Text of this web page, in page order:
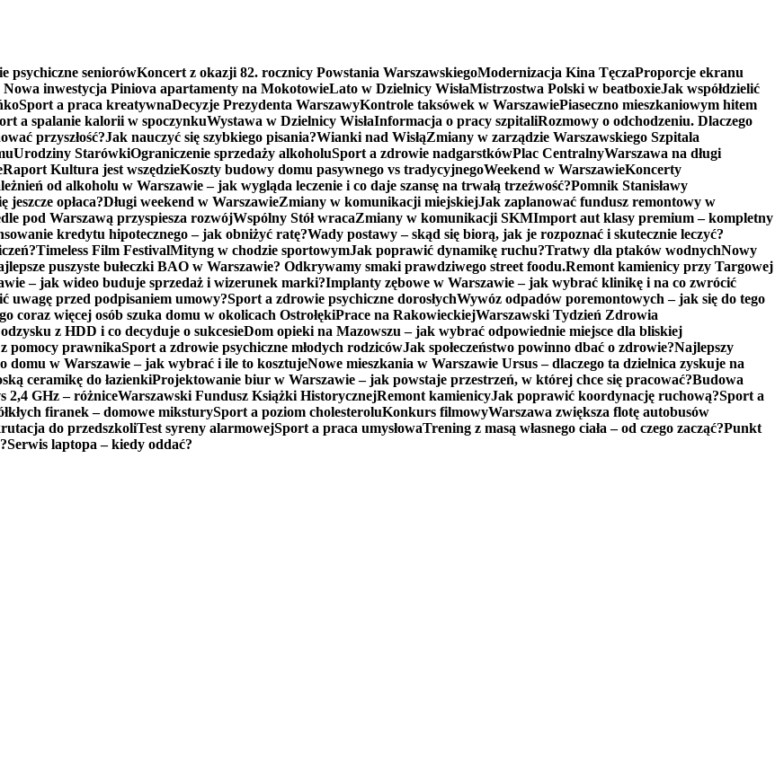
psychiczne seniorówKoncert z okazji 82. rocznicy Powstania WarszawskiegoModernizacja Kina TęczaProporcje ekranu
inwestycja Piniova apartamenty na MokotowieLato w Dzielnicy WisłaMistrzostwa Polski w beatboxieJak współdzielić
Sport a praca kreatywnaDecyzje Prezydenta WarszawyKontrole taksówek w WarszawiePiaseczno mieszkaniowym hitem
a spalanie kalorii w spoczynkuWystawa w Dzielnicy WisłaInformacja o pracy szpitaliRozmowy o odchodzeniu. Dlaczego
przyszłość?Jak nauczyć się szybkiego pisania?Wianki nad WisłąZmiany w zarządzie Warszawskiego Szpitala
Urodziny StarówkiOgraniczenie sprzedaży alkoholuSport a zdrowie nadgarstkówPlac CentralnyWarszawa na długi
Raport Kultura jest wszędzieKoszty budowy domu pasywnego vs tradycyjnegoWeekend w WarszawieKoncerty
od alkoholu w Warszawie – jak wygląda leczenie i co daje szansę na trwałą trzeźwość?Pomnik Stanisławy
opłaca?Długi weekend w WarszawieZmiany w komunikacji miejskiejJak zaplanować fundusz remontowy w
pod Warszawą przyspiesza rozwójWspólny Stół wracaZmiany w komunikacji SKMImport aut klasy premium – kompletny
kredytu hipotecznego – jak obniżyć ratę?Wady postawy – skąd się biorą, jak je rozpoznać i skutecznie leczyć?
Timeless Film FestivalMityng w chodzie sportowymJak poprawić dynamikę ruchu?Tratwy dla ptaków wodnychNowy
puszyste bułeczki BAO w Warszawie? Odkrywamy smaki prawdziwego street foodu.Remont kamienicy przy Targowej
– jak wideo buduje sprzedaż i wizerunek marki?Implanty zębowe w Warszawie – jak wybrać klinikę i na co zwrócić
uwagę przed podpisaniem umowy?Sport a zdrowie psychiczne dorosłychWywóz odpadów poremontowych – jak się do tego
coraz więcej osób szuka domu w okolicach OstrołękiPrace na RakowieckiejWarszawski Tydzień Zdrowia
z HDD i co decyduje o sukcesieDom opieki na Mazowszu – jak wybrać odpowiednie miejsce dla bliskiej
pomocy prawnikaSport a zdrowie psychiczne młodych rodzicówJak społeczeństwo powinno dbać o zdrowie?Najlepszy
domu w Warszawie – jak wybrać i ile to kosztujeNowe mieszkania w Warszawie Ursus – dlaczego ta dzielnica zyskuje na
ceramikę do łazienkiProjektowanie biur w Warszawie – jak powstaje przestrzeń, w której chce się pracować?Budowa
2,4 GHz – różniceWarszawski Fundusz Książki HistorycznejRemont kamienicyJak poprawić koordynację ruchową?Sport a
firanek – domowe miksturySport a poziom cholesteroluKonkurs filmowyWarszawa zwiększa flotę autobusów
do przedszkoliTest syreny alarmowejSport a praca umysłowaTrening z masą własnego ciała – od czego zacząć?Punkt
Serwis laptopa – kiedy oddać?